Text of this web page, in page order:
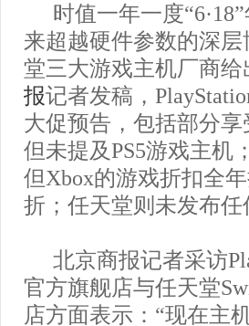
时值一年一度
来超越硬件参数的深
堂三大游戏主机厂商
报记者发稿，
大促预告，包括部分
但未提及PS5游戏主机
但Xbox的游戏折扣全
折；任天堂则未发布任
北京商报记者采访
官方旗舰店与任天堂
店方面表示：“现在主